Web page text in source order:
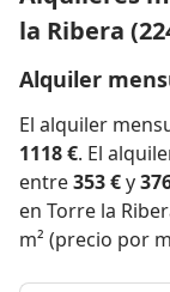
la Ribera
Alquiler
El alquiler
1118 €. El
entre353 €y
en Torre la
m² (precio por